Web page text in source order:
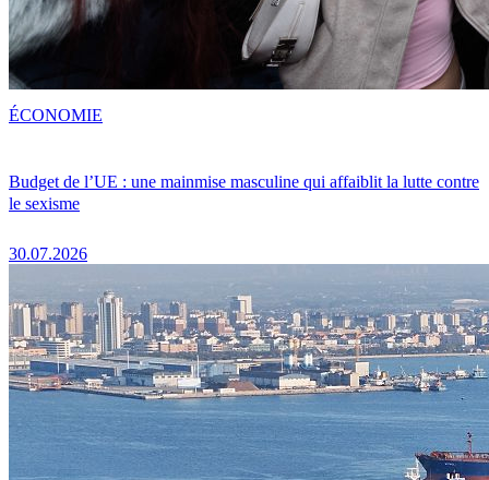
Budget de l’UE : une mainmise masculine qui affaiblit la lutte contre
le sexisme
30.07.2026
ÉCONOMIE